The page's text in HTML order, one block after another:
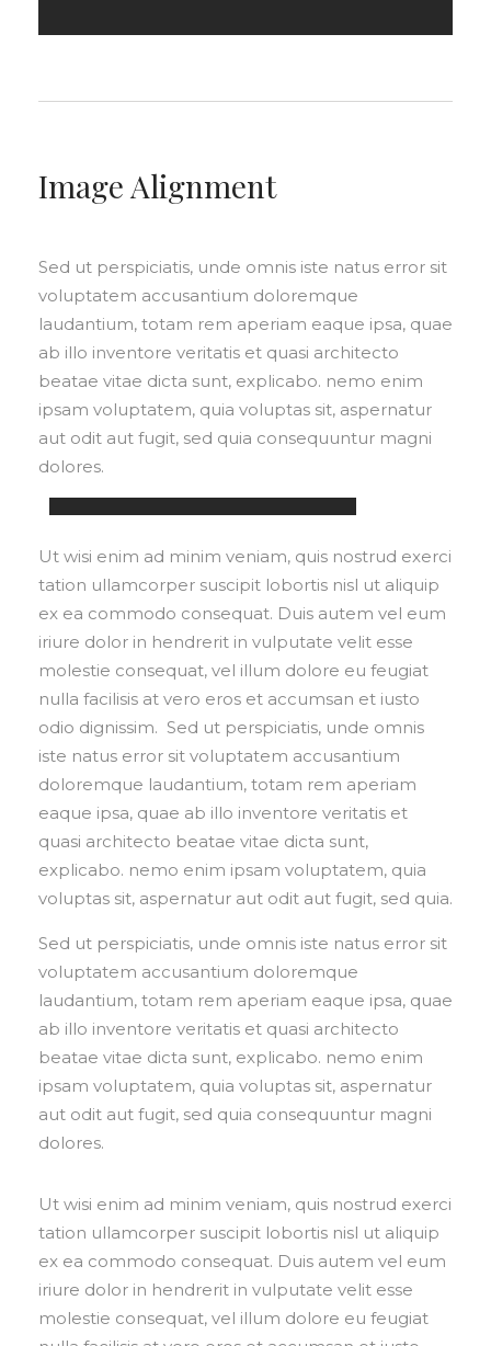
Image Alignment
Sed ut perspiciatis, unde omnis iste natus error sit
voluptatem accusantium doloremque
laudantium, totam rem aperiam eaque ipsa, quae
ab illo inventore veritatis et quasi architecto
beatae vitae dicta sunt, explicabo. nemo enim
ipsam voluptatem, quia voluptas sit, aspernatur
aut odit aut fugit, sed quia consequuntur magni
dolores.
Ut wisi enim ad minim veniam, quis nostrud exerci
tation ullamcorper suscipit lobortis nisl ut aliquip
ex ea commodo consequat. Duis autem vel eum
iriure dolor in hendrerit in vulputate velit esse
molestie consequat, vel illum dolore eu feugiat
nulla facilisis at vero eros et accumsan et iusto
odio dignissim. Sed ut perspiciatis, unde omnis
iste natus error sit voluptatem accusantium
doloremque laudantium, totam rem aperiam
eaque ipsa, quae ab illo inventore veritatis et
quasi architecto beatae vitae dicta sunt,
explicabo. nemo enim ipsam voluptatem, quia
voluptas sit, aspernatur aut odit aut fugit, sed quia.
Sed ut perspiciatis, unde omnis iste natus error sit
voluptatem accusantium doloremque
laudantium, totam rem aperiam eaque ipsa, quae
ab illo inventore veritatis et quasi architecto
beatae vitae dicta sunt, explicabo. nemo enim
ipsam voluptatem, quia voluptas sit, aspernatur
aut odit aut fugit, sed quia consequuntur magni
dolores.
Ut wisi enim ad minim veniam, quis nostrud exerci
tation ullamcorper suscipit lobortis nisl ut aliquip
ex ea commodo consequat. Duis autem vel eum
iriure dolor in hendrerit in vulputate velit esse
molestie consequat, vel illum dolore eu feugiat